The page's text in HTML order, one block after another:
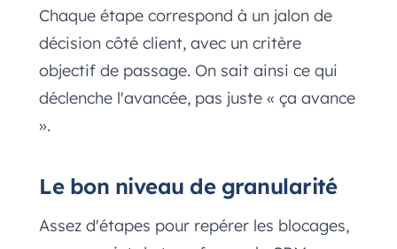
Chaque étape correspond à un jalon de
décision côté client, avec un critère
objectif de passage. On sait ainsi ce qui
déclenche l'avancée, pas juste « ça avance
».
Le bon niveau de granularité
Assez d'étapes pour repérer les blocages,